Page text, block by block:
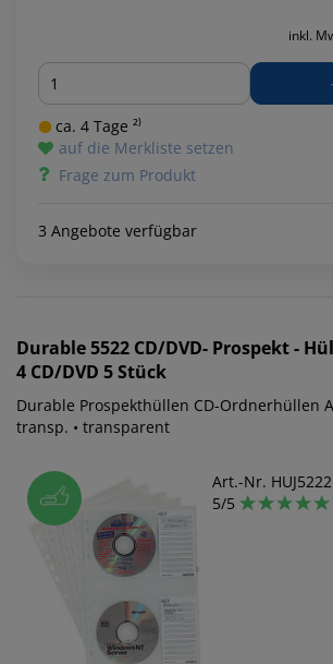
inkl.
Menge
ca. 4 Tage ²⁾
auf die Merkliste setzen
Frage zum Produkt
3 Angebote verfügbar
Durable5522 CD/DVD- Prospekt -
4 CD/DVD 5 Stück
Durable Prospekthüllen CD-Ordnerhüllen
transp. • transparent
Art.-Nr. HUJ5222
5/5